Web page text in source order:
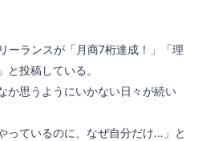
ーランスが「月商7桁達成！」「理
投稿している。
か思うようにいかない日々が続い
っているのに、なぜ自分だけ…」と